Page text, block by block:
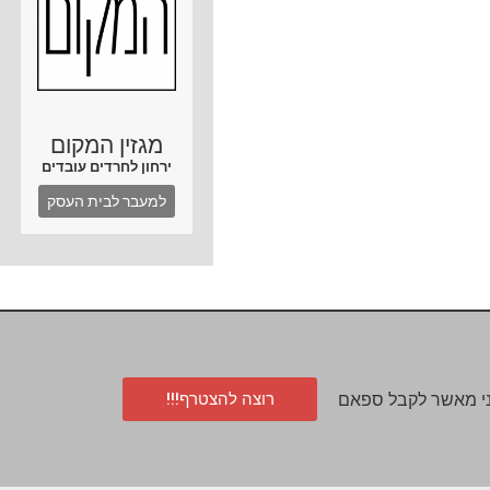
מגזין המקום
ירחון לחרדים עובדים
למעבר לבית העסק
מאשר לקבל ספאם רוצה להצטרף!!!